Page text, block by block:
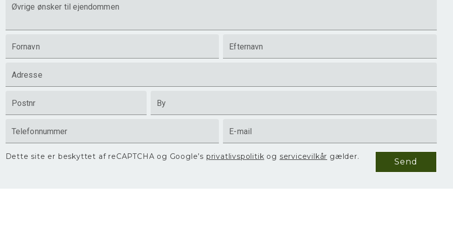
Øvrige ønsker til ejendommen
Fornavn Efternavn
Adresse
Postnr By
Telefonnummer E-mail
Dette site er beskyttet af reCAPTCHA og Google’s privatlivspolitik og servicevilkår gælder.
Send